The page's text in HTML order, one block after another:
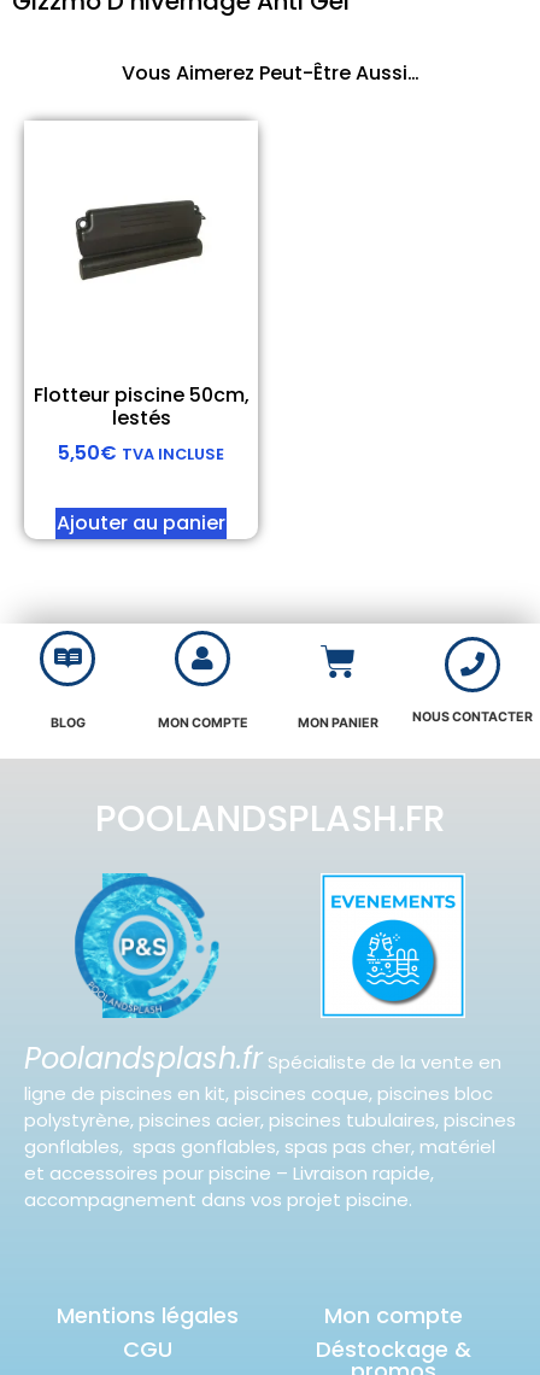
Vous Aimerez Peut-Être Aussi…
Flotteur piscine 50cm,
lestés
5,50€ TVA INCLUSE
Ajouter au panier
BLOG MON COMPTE MON PANIER NOUS CONTACTER
POOLANDSPLASH.FR
Poolandsplash.fr Spécialiste de la vente en
ligne de piscines en kit, piscines coque, piscines bloc
polystyrène, piscines acier, piscines tubulaires, piscines
gonflables, spas gonflables, spas pas cher, matériel
et accessoires pour piscine – Livraison rapide,
accompagnement dans vos projet piscine.
Mentions légales
CGU
Mon compte
Déstockage &